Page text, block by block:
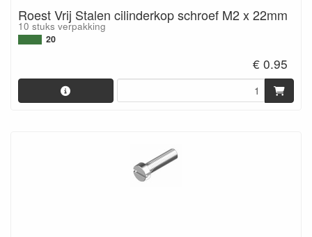
Roest Vrij Stalen cilinderkop schroef M2 x 22mm
10 stuks verpakking
20
€ 0.95